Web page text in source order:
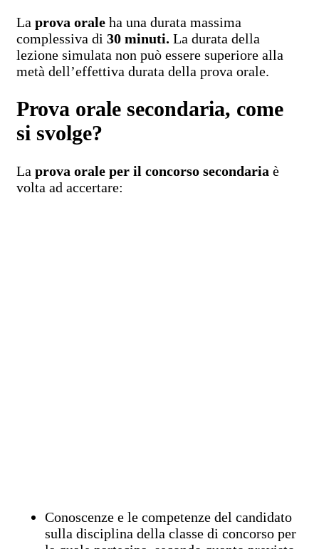
La prova orale ha una durata massima
complessiva di 30 minuti. La durata della
lezione simulata non può essere superiore alla
metà dell’effettiva durata della prova orale.
Prova orale secondaria, come
si svolge?
La prova orale per il concorso secondaria è
volta ad accertare:
Conoscenze e le competenze del candidato
sulla disciplina della classe di concorso per